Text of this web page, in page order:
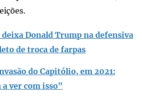
Donald Trump na defensiva
de troca de farpas
do Capitólio, em 2021:
ver com isso"